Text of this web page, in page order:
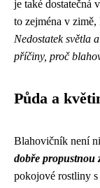
je také dostatečná
to zejména v
Nedostatek světla
příčiny, proč
Půda a
Blahovičník není
dobře propustnou
pokojové rostliny